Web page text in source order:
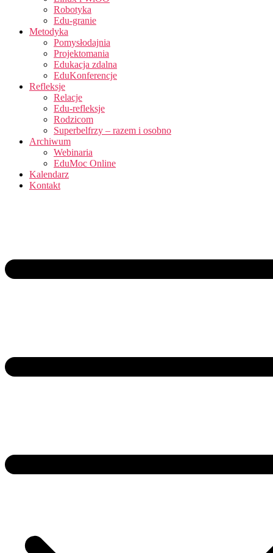
Robotyka
Edu-granie
Metodyka
Pomysłodajnia
Projektomania
Edukacja zdalna
EduKonferencje
Refleksje
Relacje
Edu-refleksje
Rodzicom
Superbelfrzy – razem i osobno
Archiwum
Webinaria
EduMoc Online
Kalendarz
Kontakt